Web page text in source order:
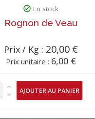
En stock
Rognon de Veau
Prix / Kg : 20,00 €
Prix unitaire : 6,00 €